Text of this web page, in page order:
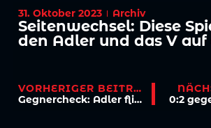
31. Oktober 2023 Archiv
Seitenwechsel: Diese
den Adler und das V auf
VORHERIGER BEITRAG
Gegnercheck: Adler fliegen durch Europa nach Höhenberg